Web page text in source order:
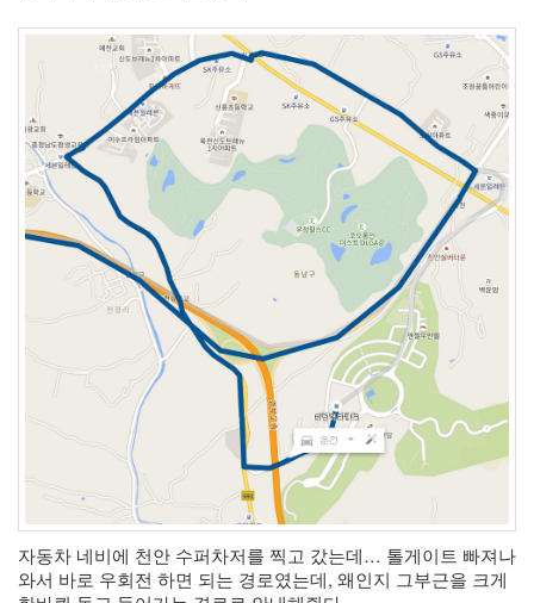
자동차 네비에 천안 수퍼차저를 찍고 갔는데… 톨게이트 빠져나
와서 바로 우회전 하면 되는 경로였는데, 왜인지 그부근을 크게